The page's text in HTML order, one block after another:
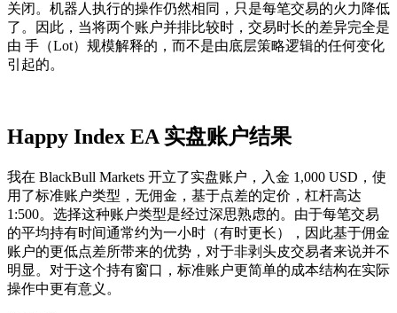
关闭。机器人执行的操作仍然相同，只是每笔交易的火力降低
了。因此，当将两个账户并排比较时，交易时长的差异完全是
由 手（Lot）规模解释的，而不是由底层策略逻辑的任何变化
引起的。
Happy Index EA 实盘账户结果
我在 BlackBull Markets 开立了实盘账户，入金 1,000 USD，使
用了标准账户类型，无佣金，基于点差的定价，杠杆高达
1:500。选择这种账户类型是经过深思熟虑的。由于每笔交易
的平均持有时间通常约为一小时（有时更长），因此基于佣金
账户的更低点差所带来的优势，对于非剥头皮交易者来说并不
明显。对于这个持有窗口，标准账户更简单的成本结构在实际
操作中更有意义。